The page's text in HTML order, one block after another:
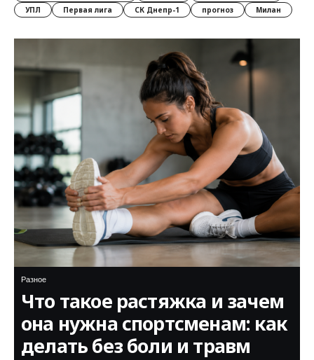
УПЛ
Первая лига СК Днепр-1 прогноз Милан
Разное
Что такое растяжка и зачем
она нужна спортсменам: как
делать без боли и травм